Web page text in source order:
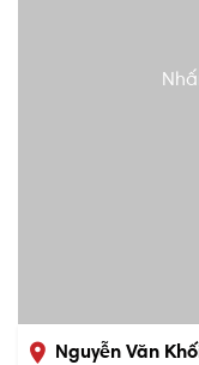
Nguyễn Văn